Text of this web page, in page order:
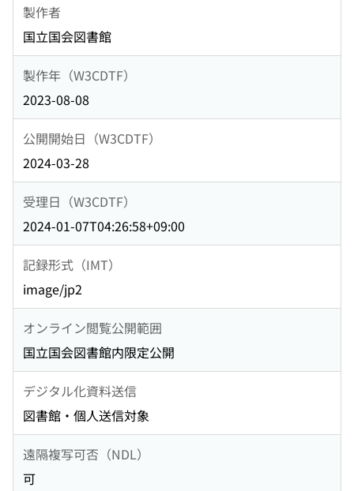
製作者
国立国会図書館
製作年（W3CDTF）
2023-08-08
公開開始日（W3CDTF）
2024-03-28
受理日（W3CDTF）
2024-01-07T04:26:58+09:00
記録形式（IMT）
image/jp2
オンライン閲覧公開範囲
国立国会図書館内限定公開
デジタル化資料送信
図書館・個人送信対象
遠隔複写可否（NDL）
可